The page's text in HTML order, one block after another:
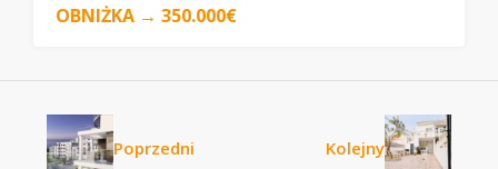
OBNIŻKA → 350.000€
Poprzedni Kolejny